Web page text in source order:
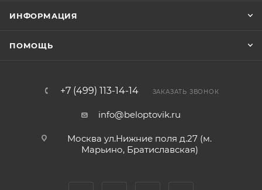
ИНФОРМАЦИЯ
ПОМОЩЬ
+7 (499) 113-14-14 ЗАКАЗАТЬ ЗВОНОК
info@beloptovik.ru
Москва ул.Нижние поля д.27 (м.
Марьино, Братиславская)